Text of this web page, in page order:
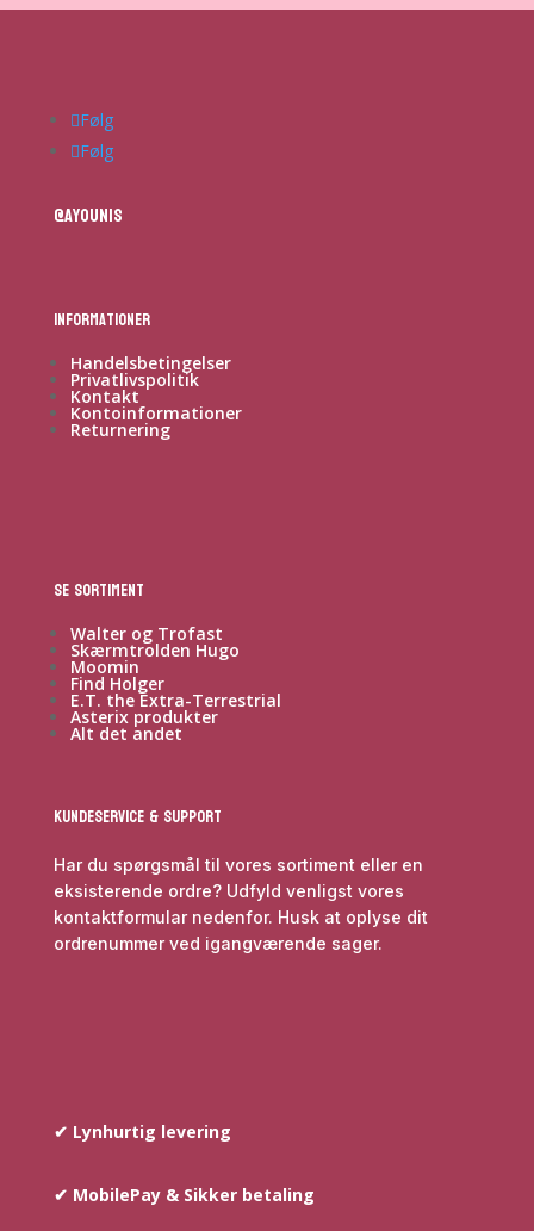
Følg
Følg
@ayounis
Informationer
Handelsbetingelser
Privatlivspolitik
Kontakt
Kontoinformationer
Returnering
Se sortiment
Walter og Trofast
Skærmtrolden Hugo
Moomin
Find Holger
E.T. the Extra-Terrestrial
Asterix produkter
Alt det andet
Kundeservice & Support
Har du spørgsmål til vores sortiment eller en
eksisterende ordre? Udfyld venligst vores
kontaktformular nedenfor. Husk at oplyse dit
ordrenummer ved igangværende sager.
✔ Lynhurtig levering
✔ MobilePay & Sikker betaling